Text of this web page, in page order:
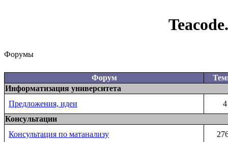
Форумы
Форум
Информатизация университета
Предложения, идеи
4
Консультации
Консультация по матанализу